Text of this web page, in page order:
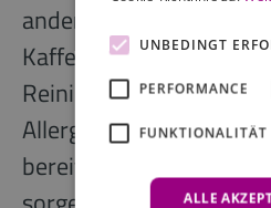
anderem Highspeed-
Kaffeemaschine, eine
Reinigung und ein
Allergiker-freundliche
bereit und
UNBEDINGT
PERFORMANCE
FUNKTIONALITÄT
ALLE